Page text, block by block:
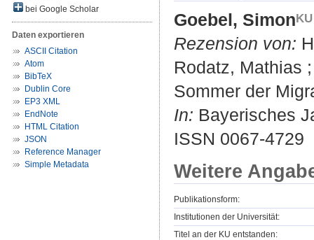
bei Google Scholar
Daten exportieren
ASCII Citation
Atom
BibTeX
Dublin Core
EP3 XML
EndNote
HTML Citation
JSON
Reference Manager
Simple Metadata
Goebel, Simon
Rezension von:
Rodatz, Mathias
Sommer der
In: Bayerisches
ISSN 0067-4729
Weitere
Publikationsform:
Institutionen der Universität:
Titel an der KU entstanden: